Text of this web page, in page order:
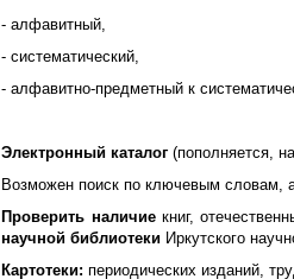
- алфавитный,
- систематический,
- алфавитно-предметный к
Электронный каталог (пополняется,
Возможен поиск по ключевым словам,
Проверить наличиекниг,
научной библиотеки Иркутского
Картотеки: периодических изданий,